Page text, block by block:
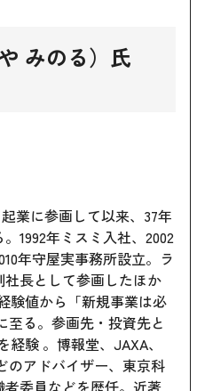
みのる）氏
業に参画して以来、37年
1992年ミスミ入社、2002
年守屋実事務所設立。ラ
長として参画したほか
験値から「新規事業は必
至る。参画先・投資先と
経験 。博報堂、JAXA、
のアドバイザー、東京科